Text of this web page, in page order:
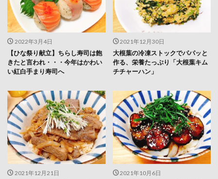
2022年3月4日
【ひな祭り献立】ちらし寿司は飽
きたと言われ・・・今年はかわい
い紅白手まり寿司へ
2021年12月30日
大根葉の冷凍ストックでパパッと
作る、栄養たっぷり「大根葉キム
チチャーハン」
2021年12月21日 2021年10月6日